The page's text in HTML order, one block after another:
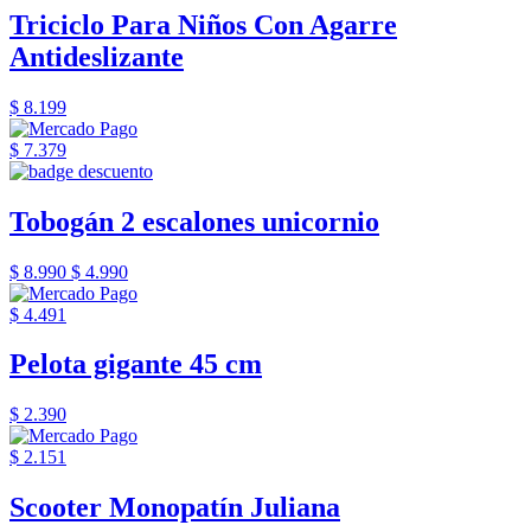
Triciclo Para Niños Con Agarre
Antideslizante
$ 8.199
$ 7.379
Tobogán 2 escalones unicornio
$ 8.990 $ 4.990
$ 4.491
Pelota gigante 45 cm
$ 2.390
$ 2.151
Scooter Monopatín Juliana